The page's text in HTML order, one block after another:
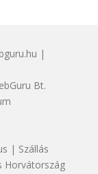
|
Bt.
| Szállás
Horvátország